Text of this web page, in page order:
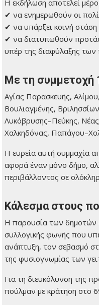
Η εκδήλωση αποτελεί
✔ να ενημερωθούν οι
✔ να υπάρξει κοινή
✔ να διατυπωθούν
υπέρ της διαφύλαξης των
Με τη συμμετοχή
Αγίας Παρασκευής,
Βουλιαγμένης,
Λυκόβρυσης–Πεύκης,
Χαλκηδόνας,
Η ευρεία αυτή συμμαχία
αφορά έναν μόνο δήμο,
περιβάλλοντος σε
Κάλεσμα στους
Η παρουσία των δημοτών
συλλογικής φωνής που
ανάπτυξη, τον σεβασμό
της φυσιογνωμίας των
Για τη διευκόλυνση της
πούλμαν με κράτηση στο